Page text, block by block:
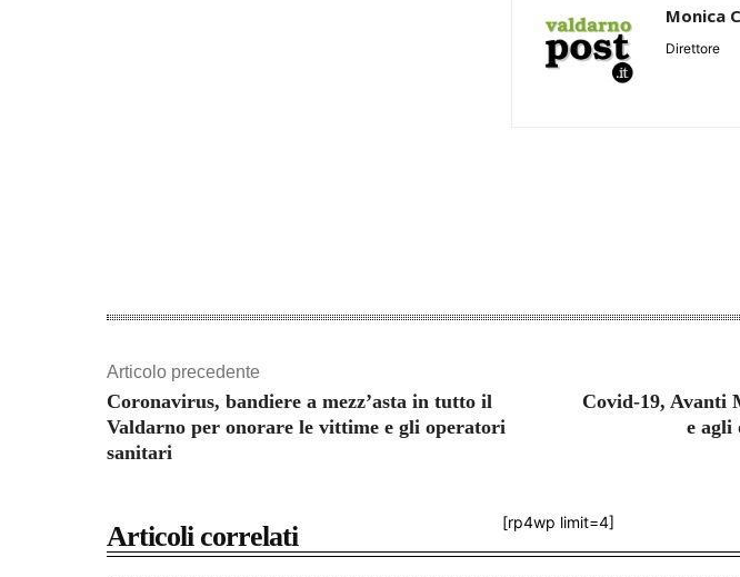
Monica
Direttore
Articolo precedente
Coronavirus, bandiere a mezz’asta in tutto il
Valdarno per onorare le vittime e gli operatori
sanitari
Covid-19, Avanti
e agli
[rp4wp limit=4]
Articoli correlati